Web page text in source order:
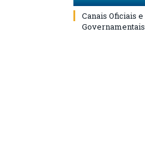
Canais Oficiais e
Governamentais